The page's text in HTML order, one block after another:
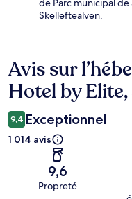
de Parc municipal
Skellefteälven.
Avis
Avis sur
Hotel by
9,4 Exceptionnel
1 014 avis
9,6
Propreté